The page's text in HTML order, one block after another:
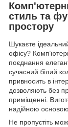
стиль та
простору
Шукаєте
офісу?
поєднання
сучасний білий
привносить в
дозволяють без
приміщенні.
надійною
Не пропустіть